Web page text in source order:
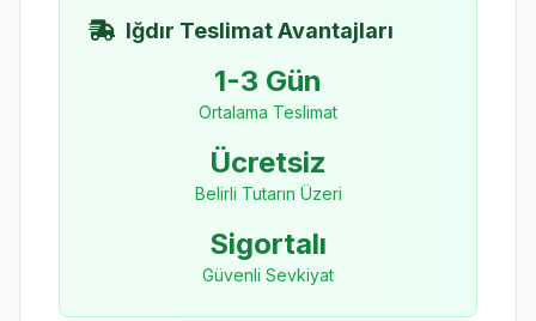
Iğdır Teslimat Avantajları
1-3 Gün
Ortalama Teslimat
Ücretsiz
Belirli Tutarın Üzeri
Sigortalı
Güvenli Sevkiyat